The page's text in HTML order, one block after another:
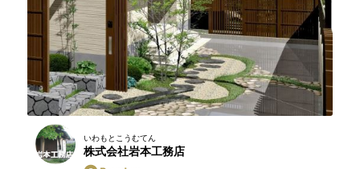
いわもとこうむてん
株式会社岩本工務店